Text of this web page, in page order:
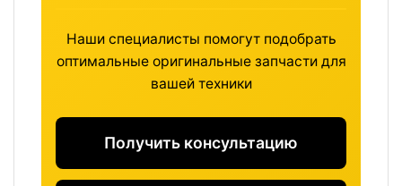
Условия хранения
В сухом месте при температуре от -20°C до
Минимальный заказ
Наши специалисты помогут подобрать
оптимальные оригинальные запчасти для
вашей техники
Получить консультацию